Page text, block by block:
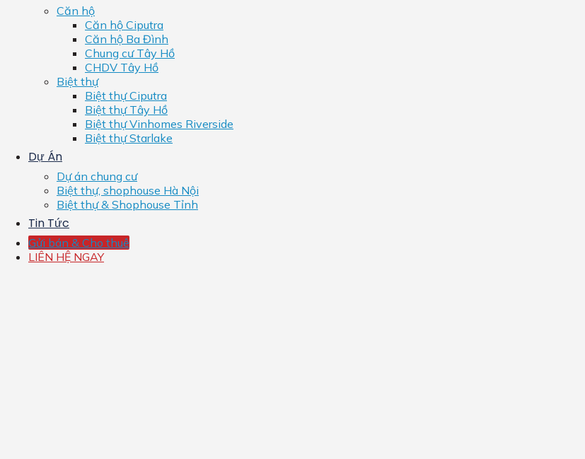
Căn hộ
Căn hộ Ciputra
Căn hộ Ba Đình
Chung cư Tây Hồ
CHDV Tây Hồ
Biệt thự
Biệt thự Ciputra
Biệt thự Tây Hồ
Biệt thự Vinhomes Riverside
Biệt thự Starlake
Dự Án
Dự án chung cư
Biệt thự, shophouse Hà Nội
Biệt thự & Shophouse Tỉnh
Tin Tức
Gửi bán & Cho thuê
LIÊN HỆ NGAY